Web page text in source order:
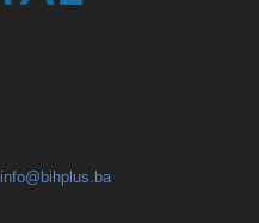
info@bihplus.ba